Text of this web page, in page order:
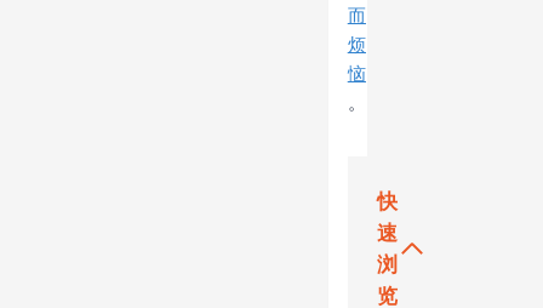
而
烦
恼
。
快
速
浏
览